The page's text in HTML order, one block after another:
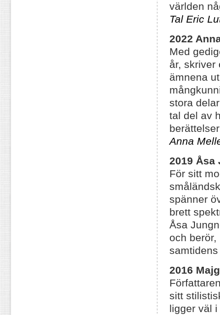
världen
Tal Eric
2022
Med
år, skriver
ämnena
stora
tal del av
Anna
2019 Åsa
För sitt
spänner
brett
Åsa
och
2016
sitt
ligger väl